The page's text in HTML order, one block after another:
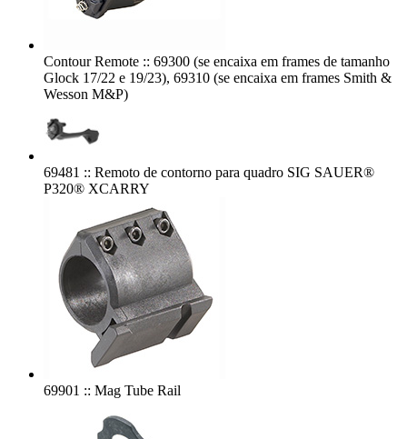
Contour Remote :: 69300 (se encaixa em frames de tamanho
Glock 17/22 e 19/23), 69310 (se encaixa em frames Smith &
Wesson M&P)
69481 :: Remoto de contorno para quadro SIG SAUER®
P320® XCARRY
69901 :: Mag Tube Rail